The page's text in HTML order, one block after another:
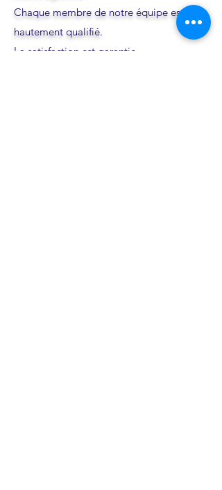
Chaque membre de notre équipe est
hautement qualifié.
La satisfaction est garantie.